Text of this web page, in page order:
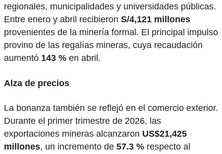
regionales, municipalidades y universidades públicas.
Entre enero y abril recibieron S/4,121 millones
provenientes de la minería formal. El principal impulso
provino de las regalías mineras, cuya recaudación
aumentó 143 % en abril.
Alza de precios
La bonanza también se reflejó en el comercio exterior.
Durante el primer trimestre de 2026, las
exportaciones mineras alcanzaron US$21,425
millones, un incremento de 57.3 % respecto al